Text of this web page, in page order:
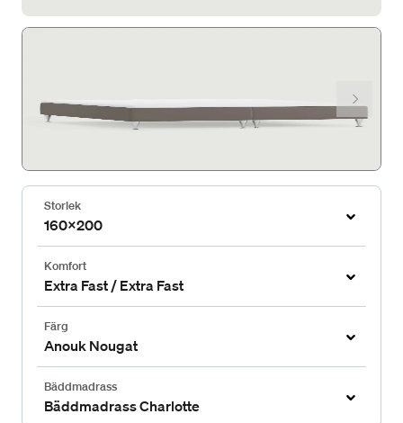
Storlek
160x200
Komfort
Extra Fast / Extra Fast
Färg
Anouk Nougat
Bäddmadrass
Bäddmadrass Charlotte